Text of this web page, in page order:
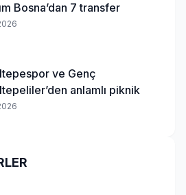
Bosna’dan 7 transfer
ve Genç
anlamlı piknik